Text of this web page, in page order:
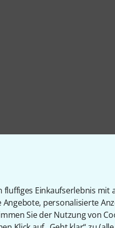
Einkaufserlebnis mit
personalisierte
Sie der Nutzung von
376593